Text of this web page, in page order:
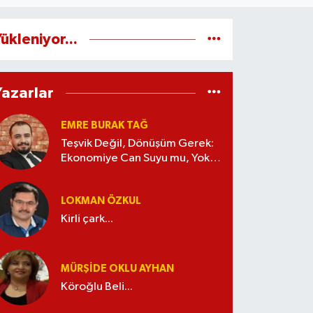
EMRE BURAK TAĞ
Teşvik Değil, Dönüşüm Gerek:
Ekonomiye Can Suyu mu, Yoksa
LOKMAN ÖZKUL
Kirli çark...
MÜRŞIDE OKLU AYHAN
Köroğlu Beli...